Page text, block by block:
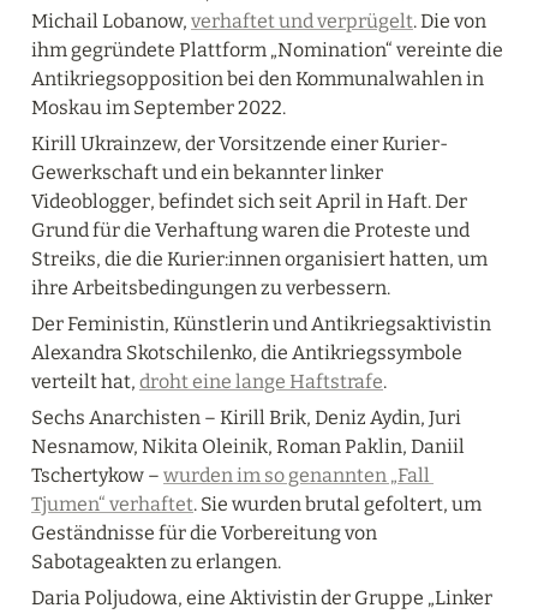
Michail Lobanow, verhaftet und verprügelt. Die von
ihm gegründete Plattform „Nomination“ vereinte die
Antikriegsopposition bei den Kommunalwahlen in
Moskau im September 2022.
Kirill Ukrainzew, der Vorsitzende einer Kurier-
Gewerkschaft und ein bekannter linker
Videoblogger, befindet sich seit April in Haft. Der
Grund für die Verhaftung waren die Proteste und
Streiks, die die Kurier:innen organisiert hatten, um
ihre Arbeitsbedingungen zu verbessern.
Der Feministin, Künstlerin und Antikriegsaktivistin
Alexandra Skotschilenko, die Antikriegssymbole
verteilt hat, droht eine lange Haftstrafe.
Sechs Anarchisten – Kirill Brik, Deniz Aydin, Juri
Nesnamow, Nikita Oleinik, Roman Paklin, Daniil
Tschertykow – wurden im so genannten „Fall
Tjumen“ verhaftet. Sie wurden brutal gefoltert, um
Geständnisse für die Vorbereitung von
Sabotageakten zu erlangen.
Daria Poljudowa, eine Aktivistin der Gruppe „Linker